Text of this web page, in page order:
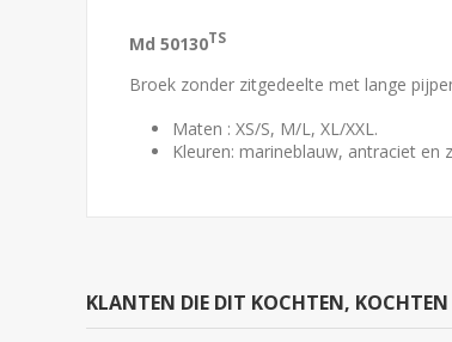
Md 50130TS
Broek zonder zitgedeelte met lange
Maten : XS/S, M/L, XL/XXL.
Kleuren: marineblauw, antraciet en
KLANTEN DIE DIT KOCHTEN,